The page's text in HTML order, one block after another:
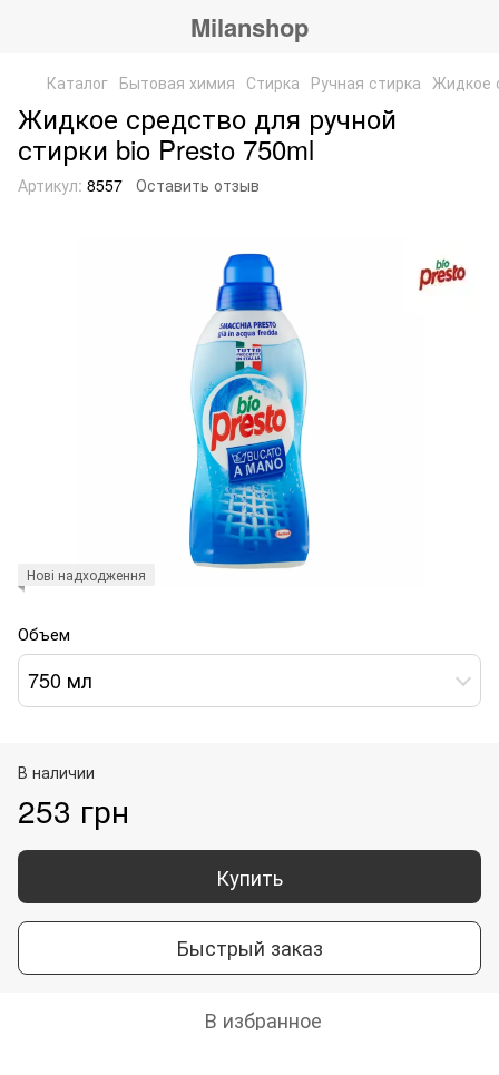
Milanshop
Каталог Бытовая химия Стирка Ручная стирка Жидкое
Жидкое средство для ручной
стирки bio Presto 750ml
Артикул: 8557 Оставить отзыв
Нові надходження
Объем
750 мл
В наличии
253 грн
Купить
Быстрый заказ
В избранное